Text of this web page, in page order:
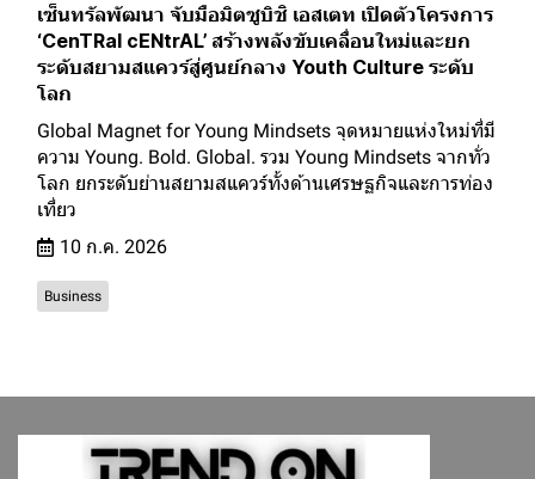
เซ็นทรัลพัฒนา จับมือมิตซูบิชิ เอสเตท เปิดตัวโครงการ
‘CenTRal cENtrAL’ สร้างพลังขับเคลื่อนใหม่และยก
ระดับสยามสแควร์สู่ศูนย์กลาง Youth Culture ระดับ
โลก
Global Magnet for Young Mindsets จุดหมายแห่งใหม่ที่มี
ความ Young. Bold. Global. รวม Young Mindsets จากทั่ว
โลก ยกระดับย่านสยามสแควร์ทั้งด้านเศรษฐกิจและการท่อง
เที่ยว
10 ก.ค. 2026
Business